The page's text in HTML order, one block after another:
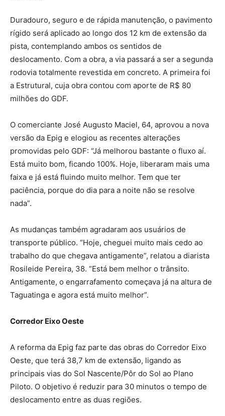
Duradouro, seguro e de rápida manutenção, o pavimento
rígido será aplicado ao longo dos 12 km de extensão da
pista, contemplando ambos os sentidos de
deslocamento. Com a obra, a via passará a ser a segunda
rodovia totalmente revestida em concreto. A primeira foi
a Estrutural, cuja obra contou com aporte de R$ 80
milhões do GDF.
O comerciante José Augusto Maciel, 64, aprovou a nova
versão da Epig e elogiou as recentes alterações
promovidas pelo GDF: “Já melhorou bastante o fluxo aí.
Está muito bom, ficando 100%. Hoje, liberaram mais uma
faixa e já está fluindo muito melhor. Tem que ter
paciência, porque do dia para a noite não se resolve
nada”.
As mudanças também agradaram aos usuários de
transporte público. “Hoje, cheguei muito mais cedo ao
trabalho do que chegava antigamente”, relatou a diarista
Rosileide Pereira, 38. “Está bem melhor o trânsito.
Antigamente, o engarrafamento começava já na altura de
Taguatinga e agora está muito melhor”.
Corredor Eixo Oeste
A reforma da Epig faz parte das obras do Corredor Eixo
Oeste, que terá 38,7 km de extensão, ligando as
principais vias do Sol Nascente/Pôr do Sol ao Plano
Piloto. O objetivo é reduzir para 30 minutos o tempo de
deslocamento entre as duas regiões.